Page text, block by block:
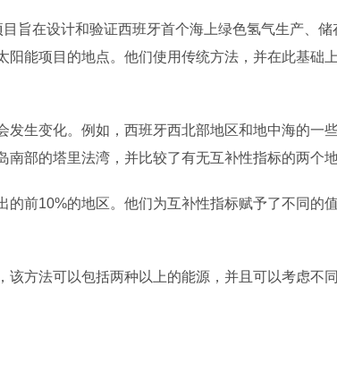
旨在设计和验证西班牙首个海上绿色氢气生产、
能项目的地点。他们使用传统方法，并在此基础
生变化。例如，西班牙西北部地区和地中海的一
部的塔里法湾，并比较了有无互补性指标的两个地
前10%的地区。他们为互补性指标赋予了不同的
方法可以包括两种以上的能源，并且可以考虑不